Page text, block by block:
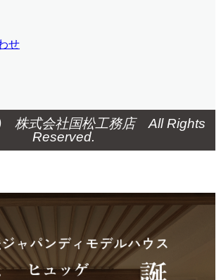
せ
株式会社国松工務店 All Rights
Reserved.